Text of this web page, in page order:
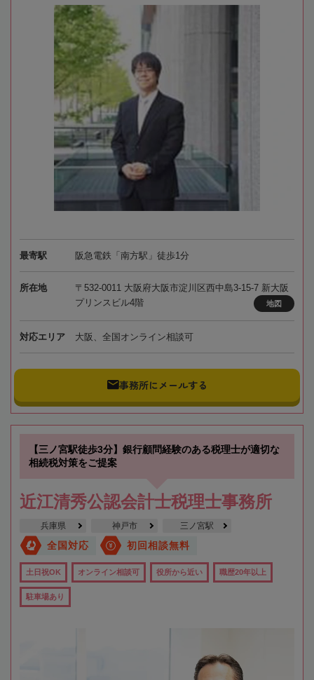
最寄駅 阪急電鉄「南方駅」徒歩1分
所在地
〒532-0011 大阪府大阪市淀川区西中島3-15-7 新大阪
プリンスビル4階
地図
対応エリア 大阪、全国オンライン相談可
事務所にメールする
【三ノ宮駅徒歩3分】銀行顧問経験のある税理士が適切な
相続税対策をご提案
近江清秀公認会計士税理士事務所
兵庫県 神戸市 三ノ宮駅
全国対応 初回相談無料
土日祝OK オンライン相談可 役所から近い 職歴20年以上
駐車場あり